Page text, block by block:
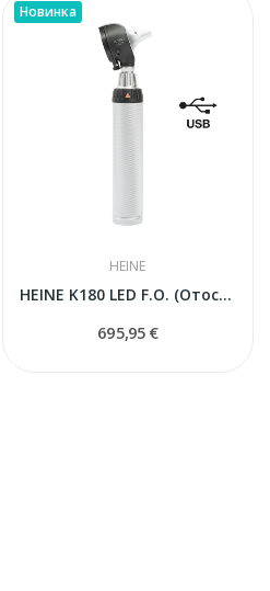
Новинка
HEINE
HEINE K180 LED F.O. (Отоскоп) — Премиальный...
695,95 €